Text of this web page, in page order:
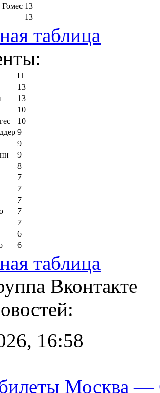
13
13
таблица
П
13
13
10
10
9
9
9
8
7
7
7
7
7
6
6
таблица
Вконтакте
16:58
Москва —